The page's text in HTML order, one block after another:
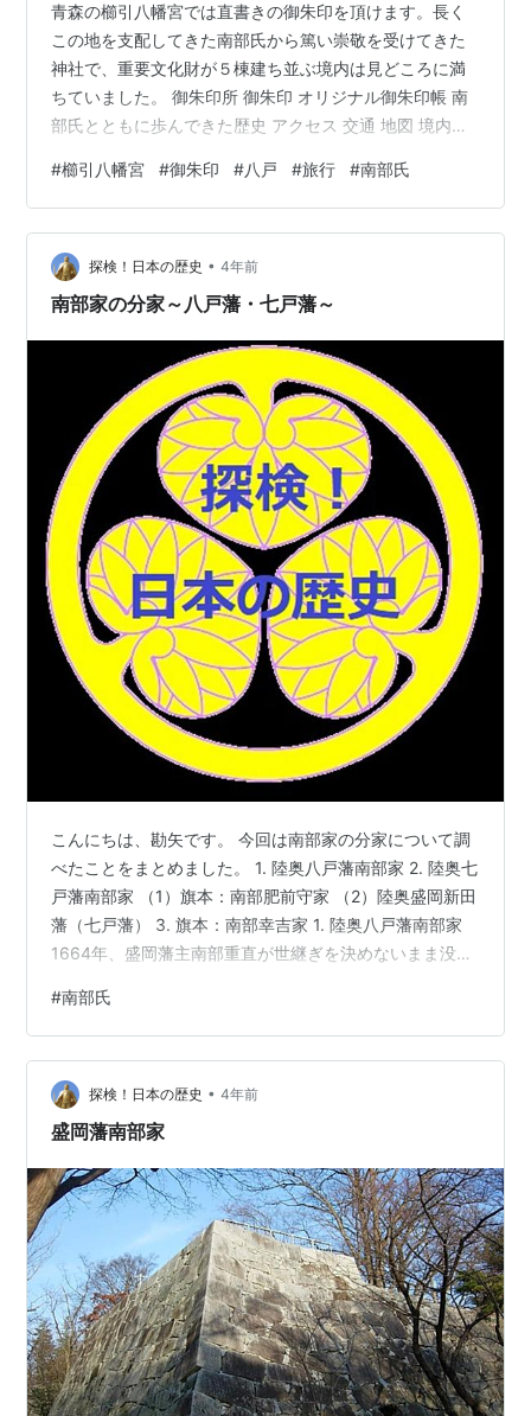
青森の櫛引八幡宮では直書きの御朱印を頂けます。長く
この地を支配してきた南部氏から篤い崇敬を受けてきた
神社で、重要文化財が５棟建ち並ぶ境内は見どころに満
ちていました。 御朱印所 御朱印 オリジナル御朱印帳 南
部氏とともに歩んできた歴史 アクセス 交通 地図 境内の
正門（重要文化財） 拝殿 本殿（重要文化財） 長所（重
要文化財） 神明宮（重要文化財） 春日社（重要文化財）
必勝祈願 是非頭に入れておいてほしいうどん屋 このブロ
グのイチオシ記事 御朱印以外のブログはこちらから 全国
のうどんを制覇したい！ 世界の蒸留酒を制覇したい！
#櫛引八幡宮 #御朱印 #八戸 #旅行 #南部氏
探検！日本の歴史 • 4年前
南部家の分家～八戸藩・七戸藩～
こんにちは、勘矢です。 今回は南部家の分家について調
べたことをまとめました。 1. 陸奥八戸藩南部家 2. 陸奥七
戸藩南部家 （1）旗本：南部肥前守家 （2）陸奥盛岡新田
藩（七戸藩） 3. 旗本：南部幸吉家 1. 陸奥八戸藩南部家
1664年、盛岡藩主南部重直が世継ぎを決めないまま没し
直の弟重信に盛岡藩八万石、同じ弟直房に二万石を分与
して八戸藩を立藩させた。直房は藩体制の確立のため、
家臣団の編成や知行制度の確立、産業の振興などを行っ
たが、立藩からわずか3年余りで急死した。 二代直政は
わずか8歳で家督相続した。1688年に詰衆、翌年に側衆
#南部氏
探検！日本の歴史 • 4年前
盛岡藩南部家